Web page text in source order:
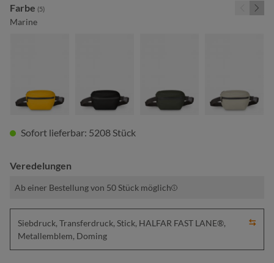
Farbe auswählen
(5)
Marine
Sofort lieferbar: 5208 Stück
Veredelungen
Ab einer Bestellung von 50 Stück möglich
Siebdruck, Transferdruck, Stick, HALFAR FAST LANE®,
Metallemblem, Doming